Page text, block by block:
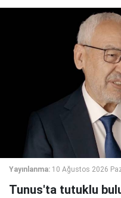
Yayınlanma: 10 Ağustos 2026
Tunus'ta tutuklu